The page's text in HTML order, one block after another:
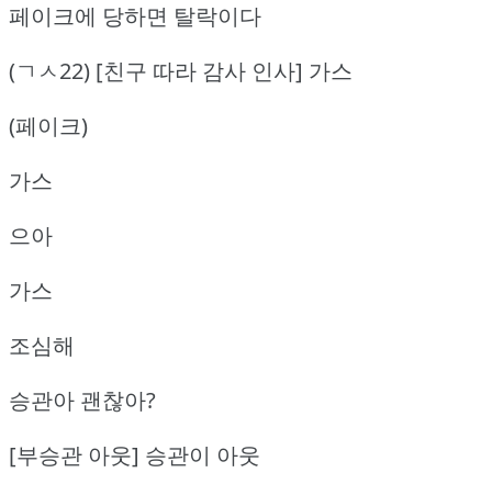
페이크에 당하면 탈락이다
(ㄱㅅ22) [친구 따라 감사 인사] 가스
(페이크)
가스
으아
가스
조심해
승관아 괜찮아?
[부승관 아웃] 승관이 아웃